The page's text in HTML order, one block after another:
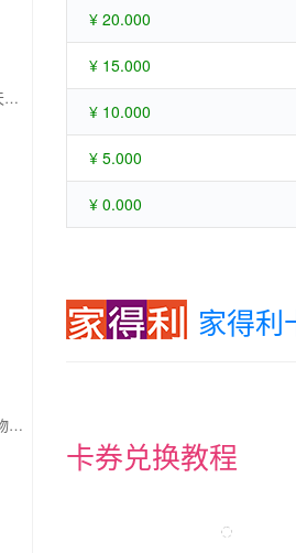
32一卡通兑换天宏一卡通（易冲天宏卡）
32一卡通兑换中银通支付(银联购物卡)
¥ 20.000
¥ 15.000
¥ 10.000
¥ 5.000
¥ 0.000
家得利
卡券兑换教程